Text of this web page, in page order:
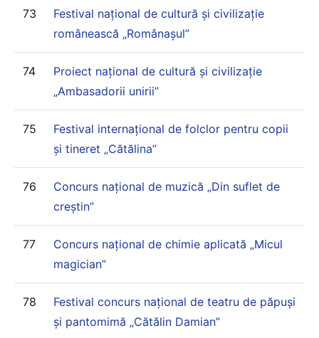
73
Festival național de cultură și civilizație
românească „Românașul”
74
Proiect național de cultură și civilizație
„Ambasadorii unirii”
75
Festival internațional de folclor pentru copii
și tineret „Cătălina”
76
Concurs național de muzică „Din suflet de
creștin”
77
Concurs național de chimie aplicată „Micul
magician”
78
Festival concurs național de teatru de păpuși
și pantomimă „Cătălin Damian”